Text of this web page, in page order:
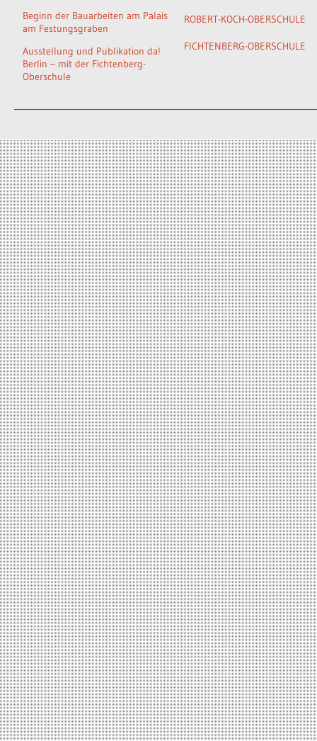
Beginn der Bauarbeiten am Palais
am Festungsgraben
Ausstellung und Publikation da!
Berlin – mit der Fichtenberg-
Oberschule
ROBERT-KOCH-OBERSCHULE
FICHTENBERG-OBERSCHULE